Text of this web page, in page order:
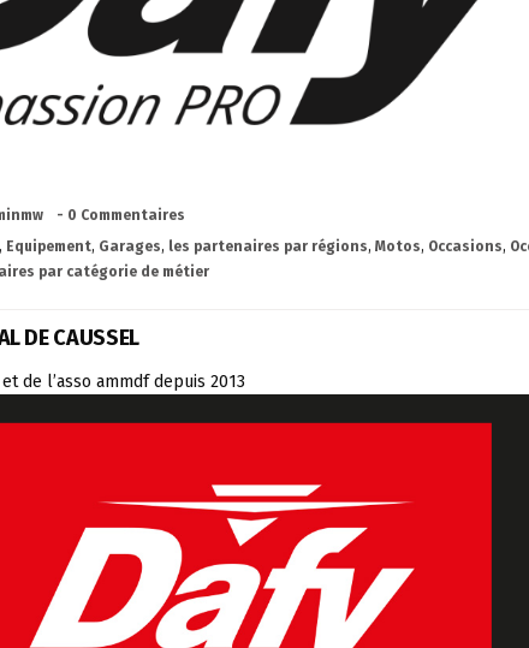
- 0 Commentaires
, Equipement, Garages, les partenaires par régions, Motos, Occasions,
par catégorie de métier
DE CAUSSEL
de l’asso ammdf depuis 2013